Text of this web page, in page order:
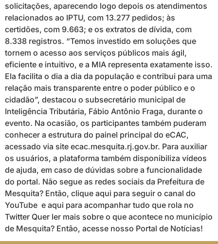
solicitações, aparecendo logo depois os atendimentos
relacionados ao IPTU, com 13.277 pedidos; às
certidões, com 9.663; e os extratos de dívida, com
8.338 registros. “Temos investido em soluções que
tornem o acesso aos serviços públicos mais ágil,
eficiente e intuitivo, e a MIA representa exatamente isso.
Ela facilita o dia a dia da população e contribui para uma
relação mais transparente entre o poder público e o
cidadão”, destacou o subsecretário municipal de
Inteligência Tributária, Fábio Antônio Fraga, durante o
evento. Na ocasião, os participantes também puderam
conhecer a estrutura do painel principal do eCAC,
acessado via site ecac.mesquita.rj.gov.br. Para auxiliar
os usuários, a plataforma também disponibiliza vídeos
de ajuda, em caso de dúvidas sobre a funcionalidade
do portal. Não segue as redes sociais da Prefeitura de
Mesquita? Então, clique aqui para seguir o canal do
YouTube e aqui para acompanhar tudo que rola no
Twitter Quer ler mais sobre o que acontece no município
de Mesquita? Então, acesse nosso Portal de Notícias!